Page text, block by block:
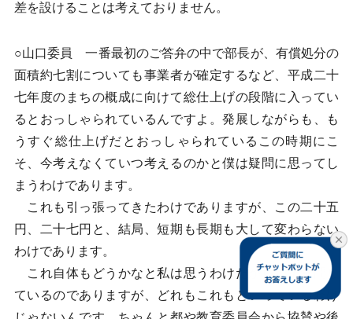
差を設けることは考えておりません。
○山口委員 一番最初のご答弁の中で部長が、有償処分の
面積約七割についても事業者が確定するなど、平成二十
七年度のまちの概成に向けて総仕上げの段階に入ってい
るとおっしゃられているんですよ。発展しながらも、も
うすぐ総仕上げだとおっしゃられているこの時期にこ
そ、今考えなくていつ考えるのかと僕は疑問に思ってし
まうわけであります。
これも引っ張ってきたわけでありますが、この二十五
円、二十七円と、結局、短期も長期も大して変わらない
わけであります。
これ自体もどうかなと私は思うわけだからこそ質問し
ているのでありますが、どれもこれもといっているわけ